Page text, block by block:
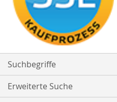
Suchbegriffe
Erweiterte Suche